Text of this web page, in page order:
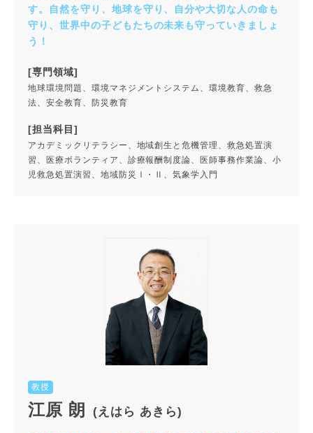
す。自然を守り、地球を守り、自分や大切な人の命も
守り、世界中の子どもたちの未来も守っていきましょ
う！
[専門領域]
地球環境問題、環境マネジメントシステム、環境教育、救急
法、安全教育、防災教育
[担当科目]
アカデミックリテラシー、地域創生と危機管理、救急処置演
習、医療ボランティア、診療報酬制度論、医師事務作業論、小
児救急処置演習、地域防災Ⅰ・Ⅱ、気象学入門
教授
江原 朗 (えはら あきら)